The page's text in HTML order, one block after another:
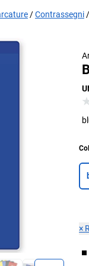
Contrassegni
×